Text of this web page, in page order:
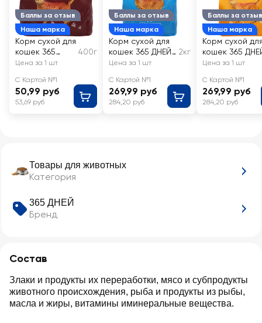
Товары для животных
Категория
365 ДНЕЙ
Бренд
Состав
Злаки и продукты их переработки, мясо и субпродукты
животного происхождения, рыба и продукты из рыбы,
масла и жиры, витамины иминеральные вещества.
Баллы за отзыв
Наша марка
Корм сухой для
кошек 365
ДНЕЙ с
400г
Цена за 1 шт
С Картой №1
50,99 руб
53,69 руб
Баллы за отзыв
Наша марка
Корм сухой для
кошек 365 ДНЕЙ
с рыбой
2кг
Цена за 1 шт
С Картой №1
269,99 руб
284,20 руб
Баллы за отзыв
Наша марка
Корм сухой
кошек 365
с курицей
Цена за 1 шт
С Картой №1
269,99 руб
284,20 руб